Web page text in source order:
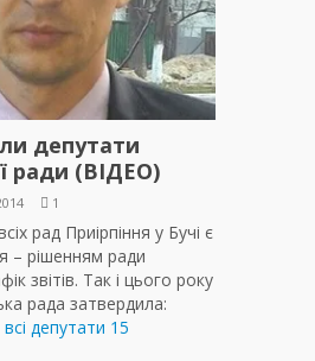
депутати
ради (ВІДЕО)
1
рад Приірпіння у Бучі є
– рішенням ради
звітів. Так і цього року
рада затвердила:
депутати 15